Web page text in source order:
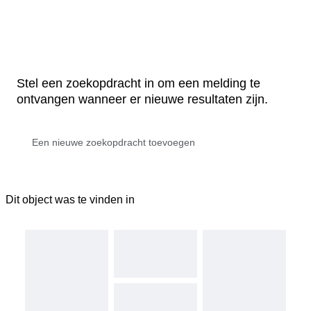
Stel een zoekopdracht in om een melding te
ontvangen wanneer er nieuwe resultaten zijn.
Dit object was te vinden in